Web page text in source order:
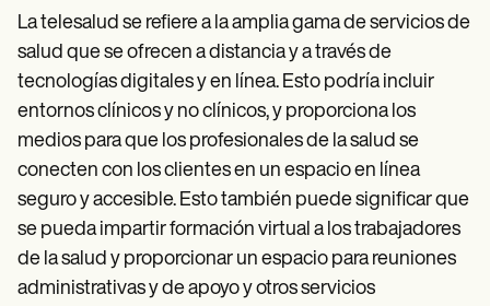
Training Hub
Webinars
Switch to Carepatron
Become a Partner
Pricing
Why Carepatron?
Login
Get started
La telesalud se refiere a la amplia gama de servicios de
salud que se ofrecen a distancia y a través de
tecnologías digitales y en línea. Esto podría incluir
entornos clínicos y no clínicos, y proporciona los
medios para que los profesionales de la salud se
conecten con los clientes en un espacio en línea
seguro y accesible. Esto también puede significar que
se pueda impartir formación virtual a los trabajadores
de la salud y proporcionar un espacio para reuniones
administrativas y de apoyo y otros servicios